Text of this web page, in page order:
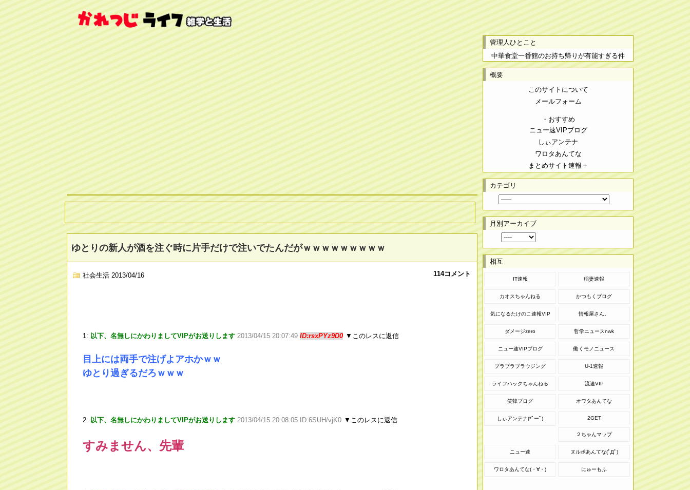
ゆとりの新人が酒を注ぐ時に片手だけで注いでたんだがｗｗｗｗｗｗｗｗｗ
社会生活 2013/04/16 114コメント
1: 以下、名無しにかわりましてVIPがお送りします 2013/04/15 20:07:49 ID:rsxPYz9D0 ▼このレスに返信
目上には両手で注げよアホかｗｗ
ゆとり過ぎるだろｗｗｗ
2: 以下、名無しにかわりましてVIPがお送りします 2013/04/15 20:08:05 ID:6SUH/vjK0 ▼このレスに返信
すみません、先輩
管理人ひとこと
中華食堂一番館のお持ち帰りが有能すぎる件
概要
このサイトについて
メールフォーム
・おすすめ
ニュー速VIPブログ
しぃアンテナ
ワロタあんてな
まとめサイト速報＋
カテゴリ
月別アーカイブ
相互
IT速報 稲妻速報
カオスちゃんねる かつもくブログ
気になるたけのこ速報VIP 情報屋さん。
ダメージzero 哲学ニュースnwk
ニュー速VIPブログ 働くモノニュース
ブラブラブラウジング U-1速報
ライフハックちゃんねる 流速VIP
笑韓ブログ オワタあんてな
しぃアンテナ(*ﾟーﾟ) 2GET
２ちゃんマップ
ニュー速 ヌルポあんてな(ﾟДﾟ)
ワロタあんてな(・∀・) にゅーもふ